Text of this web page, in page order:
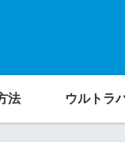
法 ウルトラ